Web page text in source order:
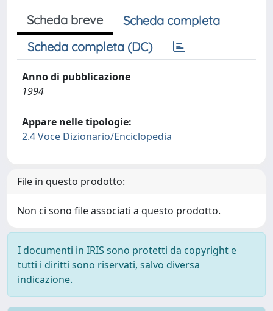
Scheda breve
Scheda completa
Scheda completa (DC)
Anno di pubblicazione
1994
Appare nelle tipologie:
2.4 Voce Dizionario/Enciclopedia
File in questo prodotto:
Non ci sono file associati a questo prodotto.
I documenti in IRIS sono protetti da copyright e
tutti i diritti sono riservati, salvo diversa
indicazione.